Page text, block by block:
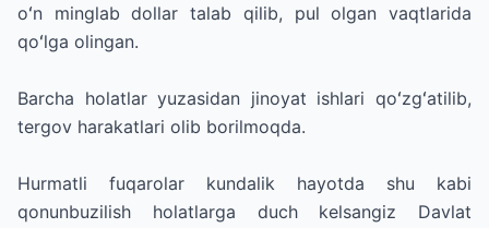
oʻn minglab dollar talab qilib, pul olgan vaqtlarida
qoʻlga olingan.
Barcha holatlar yuzasidan jinoyat ishlari qoʻzgʻatilib,
tergov harakatlari olib borilmoqda.
Hurmatli fuqarolar kundalik hayotda shu kabi
qonunbuzilish holatlarga duch kelsangiz Davlat